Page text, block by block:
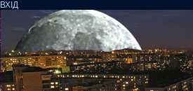
ВХІД